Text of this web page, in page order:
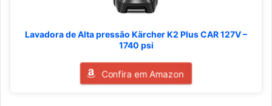
Lavadora de Alta pressão Kärcher K2 Plus CAR 127V –
1740 psi
Confira em Amazon